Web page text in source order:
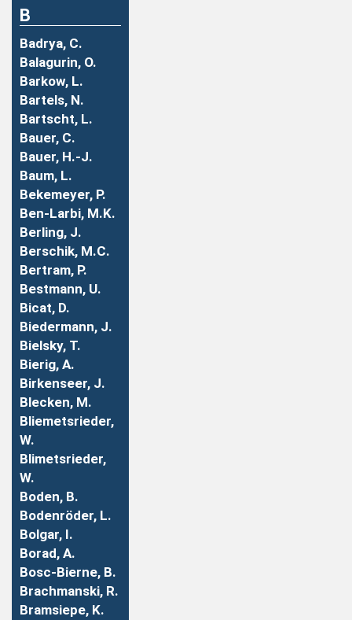
B
Badrya, C.
Balagurin, O.
Barkow, L.
Bartels, N.
Bartscht, L.
Bauer, C.
Bauer, H.-J.
Baum, L.
Bekemeyer, P.
Ben-Larbi, M.K.
Berling, J.
Berschik, M.C.
Bertram, P.
Bestmann, U.
Bicat, D.
Biedermann, J.
Bielsky, T.
Bierig, A.
Birkenseer, J.
Blecken, M.
Bliemetsrieder,
W.
Blimetsrieder,
W.
Boden, B.
Bodenröder, L.
Bolgar, I.
Borad, A.
Bosc-Bierne, B.
Brachmanski, R.
Bramsiepe, K.